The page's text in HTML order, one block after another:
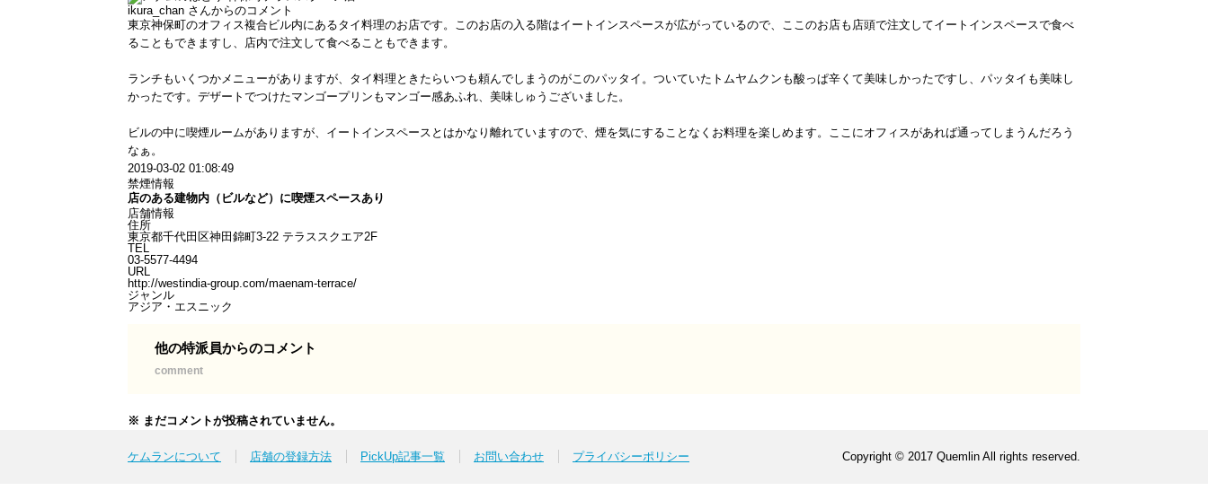
ikura_chan さんからのコメント
東京神保町のオフィス複合ビル内にあるタイ料理のお店です。このお店の入る階はイートインスペースが広がっているので、ここのお店も店頭で注文してイートインスペースで食べ
ることもできますし、店内で注文して食べることもできます。
ランチもいくつかメニューがありますが、タイ料理ときたらいつも頼んでしまうのがこのパッタイ。ついていたトムヤムクンも酸っぱ辛くて美味しかったですし、パッタイも美味し
かったです。デザートでつけたマンゴープリンもマンゴー感あふれ、美味しゅうございました。
ビルの中に喫煙ルームがありますが、イートインスペースとはかなり離れていますので、煙を気にすることなくお料理を楽しめます。ここにオフィスがあれば通ってしまうんだろう
なぁ。
2019-03-02 01:08:49
禁煙情報
店のある建物内（ビルなど）に喫煙スペースあり
店舗情報
住所
東京都千代田区神田錦町3-22 テラススクエア2F
TEL
03-5577-4494
URL
http://westindia-group.com/maenam-terrace/
ジャンル
アジア・エスニック
他の特派員からのコメント
comment
※ まだコメントが投稿されていません。
ケムランについて 店舗の登録方法 PickUp記事一覧 お問い合わせ プライバシーポリシー Copyright © 2017 Quemlin All rights reserved.